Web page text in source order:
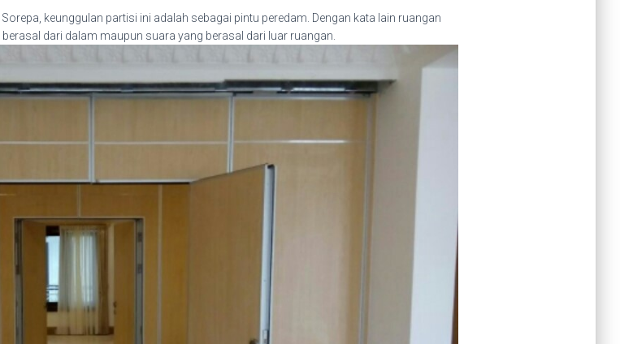
keunggulan partisi ini adalah sebagai pintu peredam. Dengan kata lain ruangan
dari dalam maupun suara yang berasal dari luar ruangan.